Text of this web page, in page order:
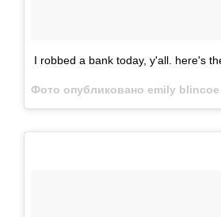
I robbed a bank today, y'all. here's